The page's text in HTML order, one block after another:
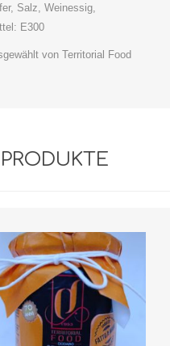
Salz, Weinessig,
E300
von Territorial Food